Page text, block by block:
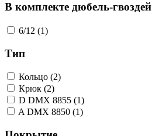
В комплекте дюбель-гвоздей
6/12 (1)
Тип
Кольцо (2)
Крюк (2)
D DMX 8855 (1)
A DMX 8850 (1)